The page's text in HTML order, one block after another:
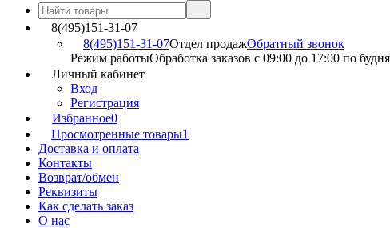
8(495)151-31-07
8(495)151-31-07Отдел продажОбратный звонок
Режим работыОбработка заказов с 09:00 до 17:00 по
Личный кабинет
Вход
Регистрация
Избранное0
Просмотренные товары1
Доставка и оплата
Контакты
Возврат/обмен
Реквизиты
Как сделать заказ
О нас